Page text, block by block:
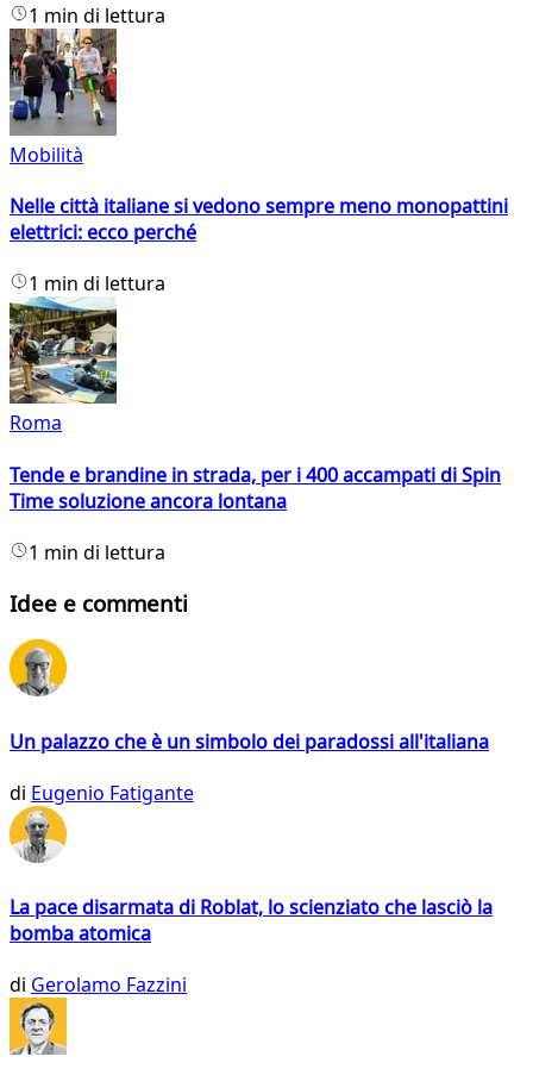
1 min di lettura
Mobilità
Nelle città italiane si vedono sempre meno monopattini
elettrici: ecco perché
1 min di lettura
Roma
Tende e brandine in strada, per i 400 accampati di Spin
Time soluzione ancora lontana
1 min di lettura
Idee e commenti
Un palazzo che è un simbolo dei paradossi all'italiana
di Eugenio Fatigante
La pace disarmata di Roblat, lo scienziato che lasciò la
bomba atomica
di Gerolamo Fazzini